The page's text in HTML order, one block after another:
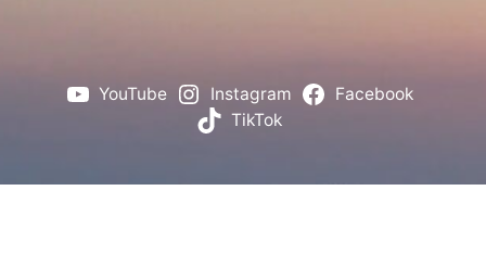
YouTube Instagram
Facebook
TikTok